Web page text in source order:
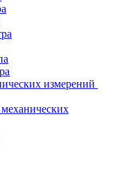
измерений